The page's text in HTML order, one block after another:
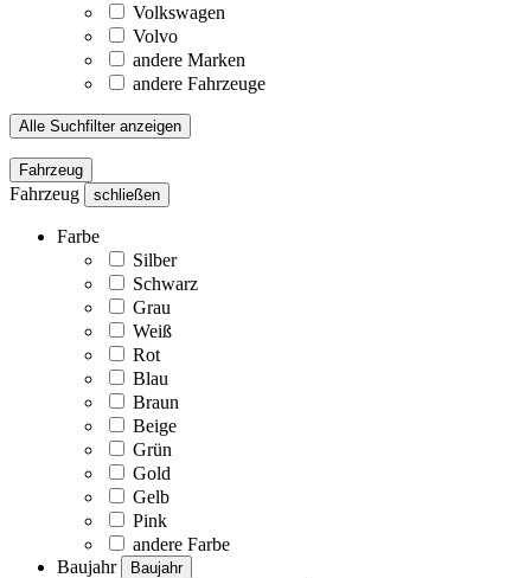
Volkswagen
Volvo
andere Marken
andere Fahrzeuge
Alle Suchfilter anzeigen
Fahrzeug
Fahrzeug schließen
Farbe
Silber
Schwarz
Grau
Weiß
Rot
Blau
Braun
Beige
Grün
Gold
Gelb
Pink
andere Farbe
Baujahr
Baujahr